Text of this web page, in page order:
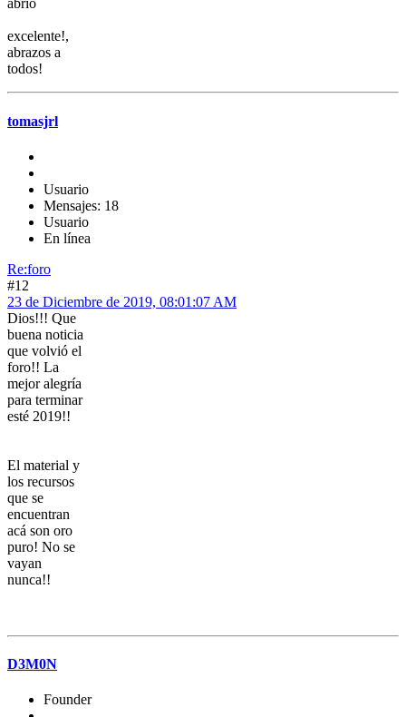
abrió
excelente!,
abrazos a
todos!
tomasjrl
Usuario
Mensajes: 18
Usuario
En línea
Re:foro
#12
23 de Diciembre de 2019, 08:01:07 AM
Dios!!! Que
buena noticia
que volvió el
foro!! La
mejor alegría
para terminar
esté 2019!!
El material y
los recursos
que se
encuentran
acá son oro
puro! No se
vayan
nunca!!
D3M0N
Founder